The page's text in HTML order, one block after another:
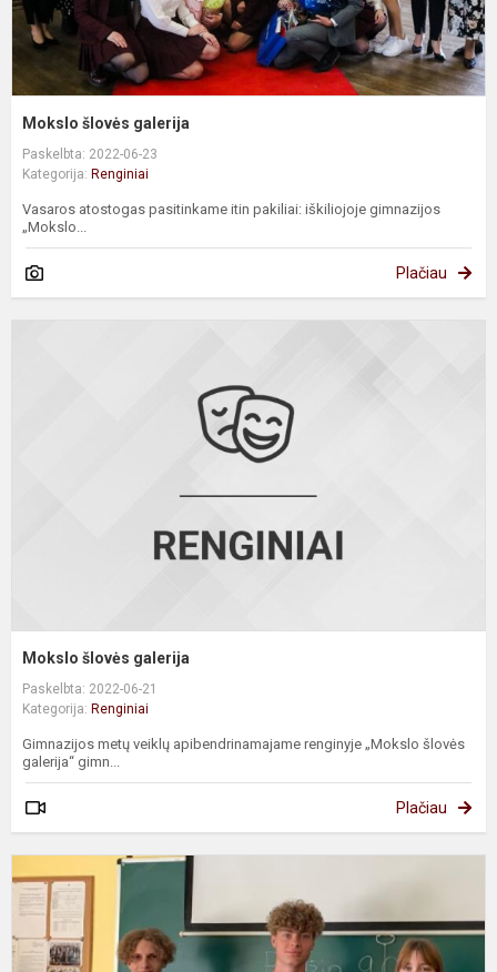
Mokslo šlovės galerija
Paskelbta: 2022-06-23
Kategorija: Renginiai
Vasaros atostogas pasitinkame itin pakiliai: iškiliojoje gimnazijos
„Mokslo...
Plačiau
Mokslo šlovės galerija
Paskelbta: 2022-06-21
Kategorija: Renginiai
Gimnazijos metų veiklų apibendrinamajame renginyje „Mokslo šlovės
galerija“ gimn...
Plačiau